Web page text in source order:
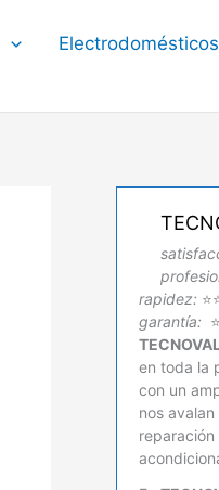
Electrodomésticos
rapidez:
garantía:
en toda la
con un
nos